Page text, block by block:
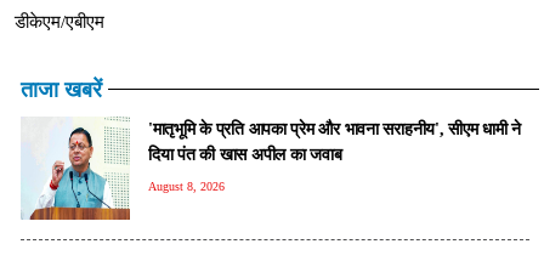
डीकेएम/एबीएम
ताजा खबरें
'मातृभूमि के प्रति आपका प्रेम और भावना सराहनीय', सीएम धामी ने
दिया पंत की खास अपील का जवाब
August 8, 2026